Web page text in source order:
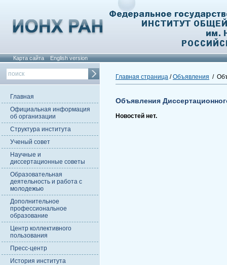
Карта сайта English version
Главная
Официальная информация
об организации
Структура института
Ученый совет
Научные и
диссертационные советы
Образовательная
деятельность и работа с
молодежью
Дополнительное
профессиональное
образование
Центр коллективного
пользования
Пресс-центр
История института
Главная страница /Объявления /
Объявления
Новостей нет.